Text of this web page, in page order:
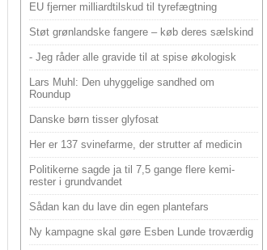
EU fjerner milliardtilskud til tyrefægtning
Støt grønlandske fangere – køb deres sælskind
- Jeg råder alle gravide til at spise økologisk
Lars Muhl: Den uhyggelige sandhed om
Roundup
Danske børn tisser glyfosat
Her er 137 svinefarme, der strutter af medicin
Politikerne sagde ja til 7,5 gange flere kemi-
rester i grundvandet
Sådan kan du lave din egen plantefars
Ny kampagne skal gøre Esben Lunde troværdig